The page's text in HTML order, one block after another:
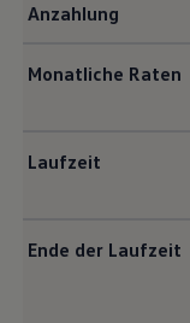
Anzahlung
Monatliche Raten
Laufzeit
Ende der Laufzeit